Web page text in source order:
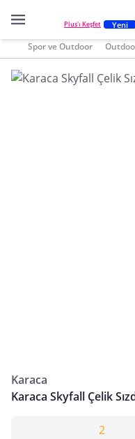
Plus'ı Keşfet Yeni
Spor ve Outdoor
Karaca
Karaca Skyfall Çelik
2